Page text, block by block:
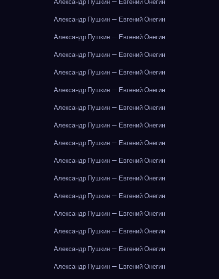
Александр Пушкин — Евгений Онегин
Александр Пушкин — Евгений Онегин
Александр Пушкин — Евгений Онегин
Александр Пушкин — Евгений Онегин
Александр Пушкин — Евгений Онегин
Александр Пушкин — Евгений Онегин
Александр Пушкин — Евгений Онегин
Александр Пушкин — Евгений Онегин
Александр Пушкин — Евгений Онегин
Александр Пушкин — Евгений Онегин
Александр Пушкин — Евгений Онегин
Александр Пушкин — Евгений Онегин
Александр Пушкин — Евгений Онегин
Александр Пушкин — Евгений Онегин
Александр Пушкин — Евгений Онегин